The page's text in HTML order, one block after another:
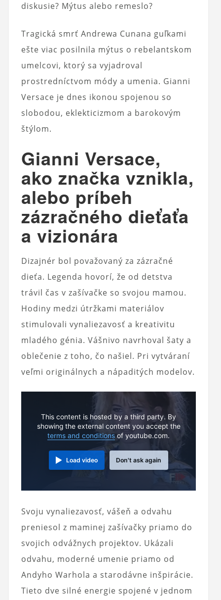
diskusie? Mýtus alebo remeslo?
Tragická smrť Andrewa Cunana guľkami
ešte viac posilnila mýtus o rebelantskom
umelcovi, ktorý sa vyjadroval
prostredníctvom módy a umenia. Gianni
Versace je dnes ikonou spojenou so
slobodou, eklekticizmom a barokovým
štýlom.
Gianni Versace,
ako značka vznikla,
alebo príbeh
zázračného dieťaťa
a vizionára
Dizajnér bol považovaný za zázračné
dieťa. Legenda hovorí, že od detstva
trávil čas v zašívačke so svojou mamou.
Hodiny medzi útržkami materiálov
stimulovali vynaliezavosť a kreativitu
mladého génia. Vášnivo navrhoval šaty a
oblečenie z toho, čo našiel. Pri vytváraní
veľmi originálnych a nápaditých modelov.
This content is hosted by a third party. By
showing the external content you accept the
terms and conditions of youtube.com.
Load video Don't ask again
Svoju vynaliezavosť, vášeň a odvahu
preniesol z maminej zašívačky priamo do
svojich odvážnych projektov. Ukázali
odvahu, moderné umenie priamo od
Andyho Warhola a starodávne inšpirácie.
Tieto dve silné energie spojené v jednom